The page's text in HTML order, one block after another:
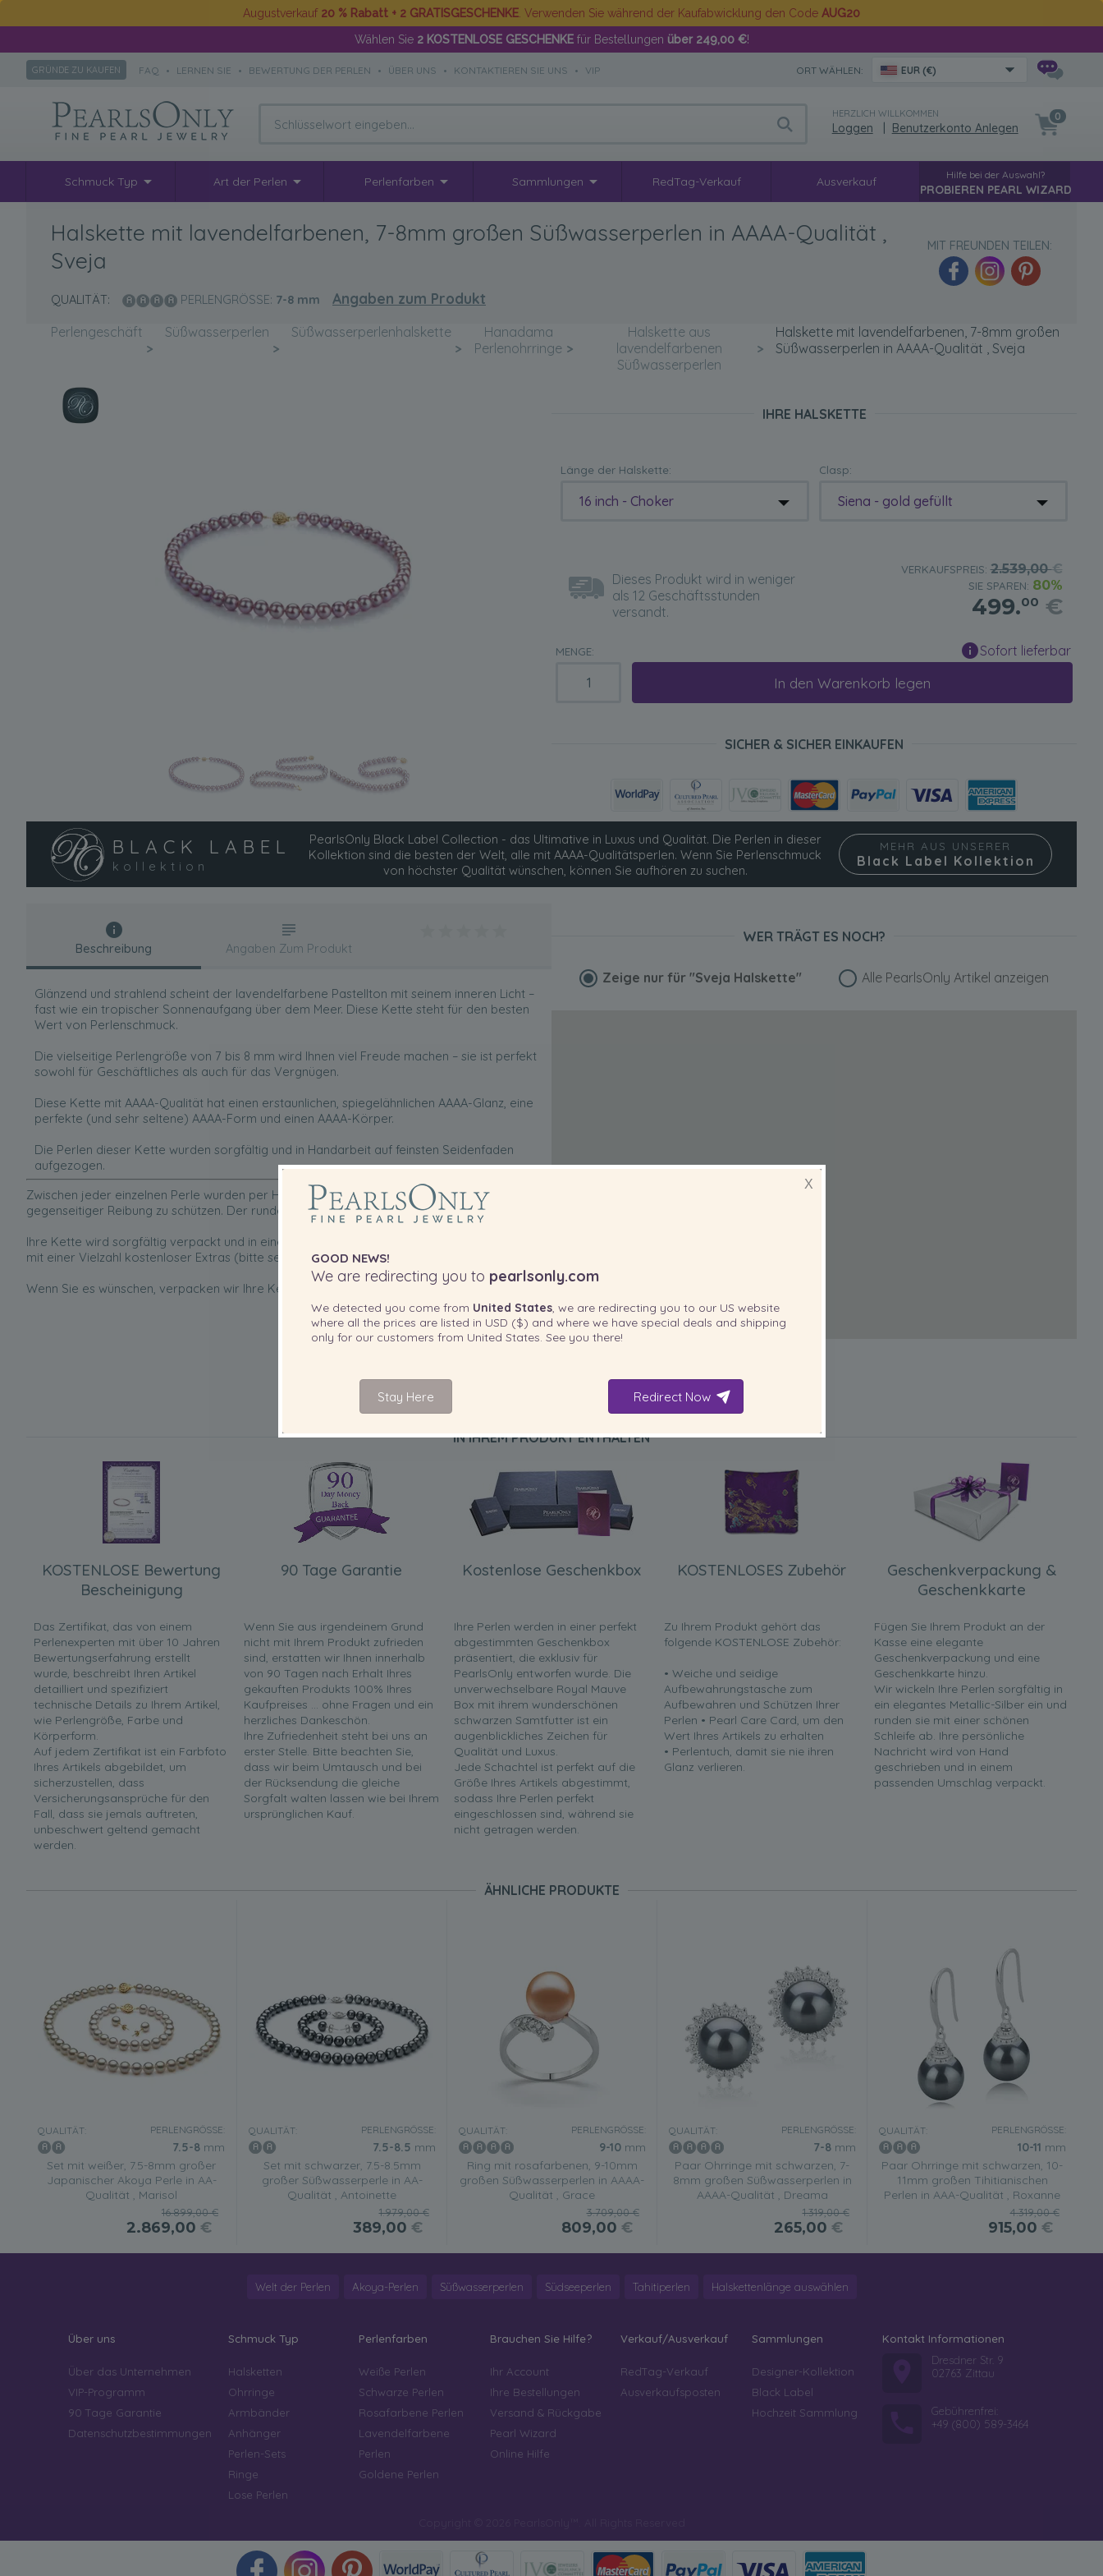
Augustverkauf 20 % Rabatt + 2 GRATISGESCHENKE . Verwenden Sie während der Kaufabwicklung den Code AUG20
Wählen Sie 2 KOSTENLOSE GESCHENKEfür Bestellungen über 249,00 €!
GRÜNDE ZU KAUFEN FAQ • LERNEN SIE • BEWERTUNG DER PERLEN • ÜBER UNS • KONTAKTIEREN SIE UNS • VIP ORT WÄHLEN: EUR (€)
HERZLICH WILLKOMMEN
Loggen Benutzerkonto Anlegen
0
Schmuck Typ Art der Perlen Perlenfarben Sammlungen RedTag-Verkauf Ausverkauf Hilfe bei der Auswahl?
PROBIEREN PEARL WIZARD
Halskette mit lavendelfarbenen, 7-8mm großen Süßwasserperlen in AAAA-Qualität ,
Sveja
QUALITÄT: PERLENGRÖSSE: 7-8 mm Angaben zum Produkt
MIT FREUNDEN TEILEN:
Perlengeschäft
>
Süßwasserperlen
>
Süßwasserperlenhalskette
>
Hanadama
Perlenohrringe >
Halskette aus
lavendelfarbenen
Süßwasserperlen
>
Halskette mit lavendelfarbenen, 7-8mm großen
Süßwasserperlen in AAAA-Qualität , Sveja
IHRE HALSKETTE
Länge der Halskette:
16 inch - Choker
Clasp:
Siena - gold gefüllt
Dieses Produkt wird in weniger
als 12 Geschäftsstunden
versandt.
VERKAUFSPREIS:2.539,00€
SIE SPAREN: 80%
499.00 €
MENGE: Sofort lieferbar
In den Warenkorb legen
SICHER & SICHER EINKAUFEN
BLACK LABEL
kollektion
PearlsOnly Black Label Collection - das Ultimative in Luxus und Qualität. Die Perlen in dieser
Kollektion sind die besten der Welt, alle mit AAAA-Qualitätsperlen. Wenn Sie Perlenschmuck
von höchster Qualität wünschen, können Sie aufhören zu suchen.
MEHR AUS UNSERER
Black Label Kollektion
Beschreibung
Glänzend und strahlend scheint der lavendelfarbene Pastellton mit seinem inneren Licht –
fast wie ein tropischer Sonnenaufgang über dem Meer. Diese Kette steht für den besten
Wert von Perlenschmuck.
Die vielseitige Perlengröße von 7 bis 8 mm wird Ihnen viel Freude machen – sie ist perfekt
sowohl für Geschäftliches als auch für das Vergnügen.
Diese Kette mit AAAA-Qualität hat einen erstaunlichen, spiegelähnlichen AAAA-Glanz, eine
perfekte (und sehr seltene) AAAA-Form und einen AAAA-Körper.
Die Perlen dieser Kette wurden sorgfältig und in Handarbeit auf feinsten Seidenfaden
aufgezogen.
Zwischen jeder einzelnen Perle wurden per Hand Doppelknoten gesetzt, um die Perlen vor
gegenseitiger Reibung zu schützen. Der runde Verschluss ist aus 14 Karat Gelbgold.
Ihre Kette wird sorgfältig verpackt und in einer eleganten, mit Samt ausgekleideten Box und
mit einer Vielzahl kostenloser Extras (bitte sehen Sie unten) versandt.
Wenn Sie es wünschen, verpacken wir Ihre Kette gern zu einem unvergesslichen Präsent.
Angaben Zum Produkt
WER TRÄGT ES NOCH?
Zeige nur für"Sveja Halskette" Alle PearlsOnly Artikel anzeigen
IN IHREM PRODUKT ENTHALTEN
KOSTENLOSE Bewertung
Bescheinigung
Das Zertifikat, das von einem
Perlenexperten mit über 10 Jahren
Bewertungserfahrung erstellt
wurde, beschreibt Ihren Artikel
detailliert und spezifiziert
technische Details zu Ihrem Artikel,
wie Perlengröße, Farbe und
Körperform.
Auf jedem Zertifikat ist ein Farbfoto
Ihres Artikels abgebildet, um
sicherzustellen, dass
Versicherungsansprüche für den
Fall, dass sie jemals auftreten,
unbeschwert geltend gemacht
werden.
90 Tage Garantie
Wenn Sie aus irgendeinem Grund
nicht mit Ihrem Produkt zufrieden
sind, erstatten wir Ihnen innerhalb
von 90 Tagen nach Erhalt Ihres
gekauften Produkts 100% Ihres
Kaufpreises ... ohne Fragen und ein
herzliches Dankeschön.
Ihre Zufriedenheit steht bei uns an
erster Stelle. Bitte beachten Sie,
dass wir beim Umtausch und bei
der Rücksendung die gleiche
Sorgfalt walten lassen wie bei Ihrem
ursprünglichen Kauf.
Kostenlose Geschenkbox
Ihre Perlen werden in einer perfekt
abgestimmten Geschenkbox
präsentiert, die exklusiv für
PearlsOnly entworfen wurde. Die
unverwechselbare Royal Mauve
Box mit ihrem wunderschönen
schwarzen Samtfutter ist ein
augenblickliches Zeichen für
Qualität und Luxus.
Jede Schachtel ist perfekt auf die
Größe Ihres Artikels abgestimmt,
sodass Ihre Perlen perfekt
eingeschlossen sind, während sie
nicht getragen werden.
KOSTENLOSES Zubehör
Zu Ihrem Produkt gehört das
folgende KOSTENLOSE Zubehör:
• Weiche und seidige
Aufbewahrungstasche zum
Aufbewahren und Schützen Ihrer
Perlen • Pearl Care Card, um den
Wert Ihres Artikels zu erhalten
• Perlentuch, damit sie nie ihren
Glanz verlieren.
Geschenkverpackung &
Geschenkkarte
Fügen Sie Ihrem Produkt an der
Kasse eine elegante
Geschenkverpackung und eine
Geschenkkarte hinzu.
Wir wickeln Ihre Perlen sorgfältig in
ein elegantes Metallic-Silber ein und
runden sie mit einer schönen
Schleife ab. Ihre persönliche
Nachricht wird von Hand
geschrieben und in einem
passenden Umschlag verpackt.
ÄHNLICHE PRODUKTE
QUALITÄT: PERLENGRÖSSE:
7.5-8 mm
Set mit weißer, 7.5-8mm großer
Japanischer Akoya Perle in AA-
Qualität , Marisol
16.899,00 €
2.869,00 €
QUALITÄT: PERLENGRÖSSE:
7.5-8.5 mm
Set mit schwarzer, 7.5-8.5mm
großer Süßwasserperle in AA-
Qualität , Antoinette
1.979,00 €
389,00 €
QUALITÄT: PERLENGRÖSSE:
9-10mm
Ring mit rosafarbenen, 9-10mm
großen Süßwasserperlen in AAAA-
Qualität , Grace
3.709,00 €
809,00 €
QUALITÄT: PERLENGRÖSSE:
7-8mm
Paar Ohrringe mit schwarzen, 7-
8mm großen Süßwasserperlen in
AAAA-Qualität , Dreama
1.319,00 €
265,00 €
QUALITÄT: PERLENGRÖSSE:
10-11 mm
Paar Ohrringe mit schwarzen, 10-
11mm großen Tihitianischen
Perlen in AAA-Qualität , Roxanne
4.319,00 €
915,00 €
Welt der Perlen Akoya-Perlen Süßwasserperlen Südseeperlen Tahitiperlen Halskettenlänge auswählen
Über uns
Über das Unternehmen
VIP-Programm
90 Tage Garantie
Datenschutzbestimmungen
Schmuck Typ
Halsketten
Ohrringe
Armbänder
Anhänger
Perlen-Sets
Ringe
Lose Perlen
Perlenfarben
Weiße Perlen
Schwarze Perlen
Rosafarbene Perlen
Lavendelfarbene
Perlen
Goldene Perlen
Brauchen Sie Hilfe?
Ihr Account
Ihre Bestellungen
Versand & Rückgabe
Pearl Wizard
Online Hilfe
Verkauf/Ausverkauf
RedTag-Verkauf
Ausverkaufsposten
Sammlungen
Designer-Kollektion
Black Label
Hochzeit Sammlung
Kontakt Informationen
Dresdner Str. 9
02763 Zittau
Gebührenfrei:
+49 (800) 589-3464
X
GOOD NEWS!
We are redirecting you to pearlsonly.com
We detected you come from United States, we are redirecting you to our US website
where all the prices are listed in USD ($) and where we have special deals and shipping
only for our customers from United States . See you there!
Stay Here Redirect Now